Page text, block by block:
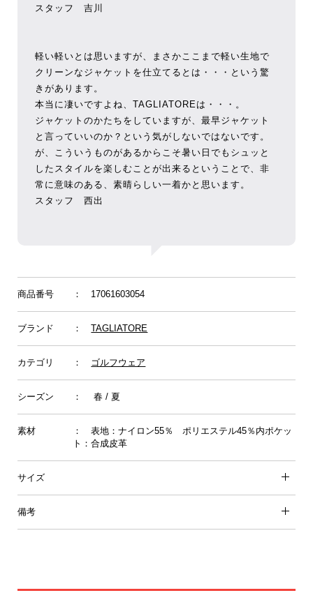
スタッフ 吉川
軽い軽いとは思いますが、まさかここまで軽い生地で
クリーンなジャケットを仕立てるとは・・・という驚
きがあります。
本当に凄いですよね、TAGLIATOREは・・・。
ジャケットのかたちをしていますが、最早ジャケット
と言っていいのか？という気がしないではないです。
が、こういうものがあるからこそ暑い日でもシュッと
したスタイルを楽しむことが出来るということで、非
常に意味のある、素晴らしい一着かと思います。
スタッフ 西出
商品番号 ： 17061603054
ブランド ：TAGLIATORE
カテゴリ ： ゴルフウェア
シーズン ： 春 / 夏
素材
： 表地：ナイロン55％ ポリエステル45％内ポケッ
ト：合成皮革
サイズ
備考